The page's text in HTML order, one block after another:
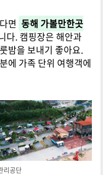
면 동해 가볼만한곳
다. 캠핑장은 해안과
밤을 보내기 좋아요.
에 가족 단위 여행객에
리공단